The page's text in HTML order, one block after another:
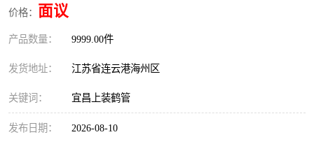
价格： 面议
产品数量： 9999.00件
发货地址： 江苏省连云港海州区
关键词： 宜昌上装鹤管
发布日期： 2026-08-10